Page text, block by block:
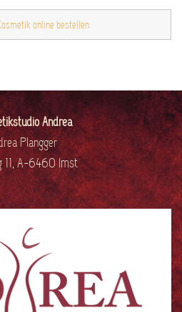
online bestellen
Andrea
Plangger
11, A-6460 Imst